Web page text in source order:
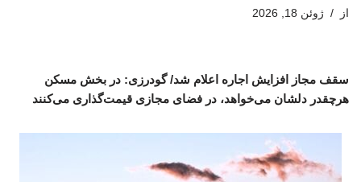
از ژوئن 18, 2026
سقف مجاز افزایش اجاره اعلام شد/ گودرزی: در بخش مسکن
هرچقدر دلشان می‌خواهد، در فضای مجازی قیمت‌گذاری می‌کنند